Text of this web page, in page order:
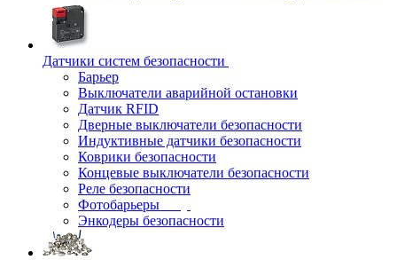
Датчики систем безопасности
Барьер
Выключатели аварийной остановки
Датчик RFID
Дверные выключатели безопасности
Индуктивные датчики безопасности
Коврики безопасности
Концевые выключатели безопасности
Реле безопасности
Фотобарьеры
Энкодеры безопасности